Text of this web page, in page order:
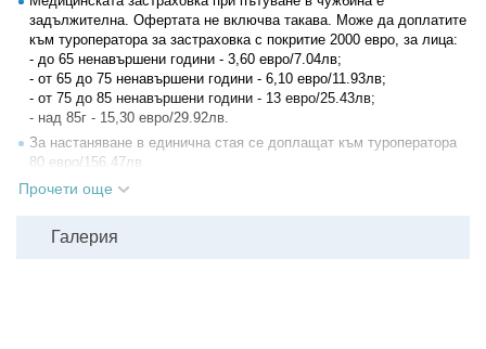
задължителна. Офертата не включва такава. Може да доплатите
към туроператора за застраховка с покритие 2000 евро, за лица:
- до 65 ненавършени години - 3,60 евро/7.04лв;
- oт 65 до 75 ненавършени години - 6,10 евро/11.93лв;
- от 75 до 85 ненавършени години - 13 евро/25.43лв;
- над 85г - 15,30 евро/29.92лв.
За настаняване в единична стая се доплащат към туроператора
80 евро/156.47лв.
Необходими документи:
пътуващи без родители или с 1 родител е необходима и
нотариално заверена декларация от родителите (оригинал и
Прочети още
Галерия